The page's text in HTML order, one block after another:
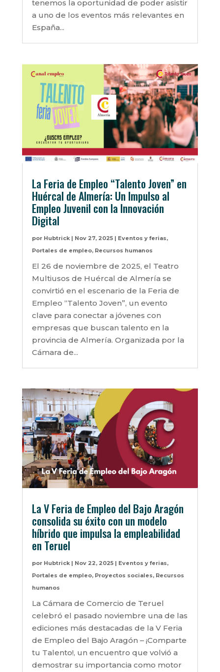
tenemos la oportunidad de poder asistir
a uno de los eventos más relevantes en
España...
La Feria de Empleo “Talento Joven” en
Huércal de Almería: Un Impulso al
Empleo Juvenil con la Innovación
Digital
por Hubtrick| Nov 27, 2025| Eventos y ferias,
Portales de empleo, Recursos humanos
El 26 de noviembre de 2025, el Teatro
Multiusos de Huércal de Almería se
convirtió en el escenario de la Feria de
Empleo “Talento Joven”, un evento
clave para conectar a jóvenes con
empresas que buscan talento en la
provincia de Almería. Organizada por la
Cámara de...
La V Feria de Empleo del Bajo Aragón
consolida su éxito con un modelo
híbrido que impulsa la empleabilidad
en Teruel
por Hubtrick| Nov 22, 2025| Eventos y ferias,
Portales de empleo, Proyectos sociales, Recursos
humanos
La Cámara de Comercio de Teruel
celebró el pasado noviembre una de las
ediciones más destacadas de la V Feria
de Empleo del Bajo Aragón – ¡Comparte
tu Talento!, un encuentro que volvió a
demostrar su importancia como motor